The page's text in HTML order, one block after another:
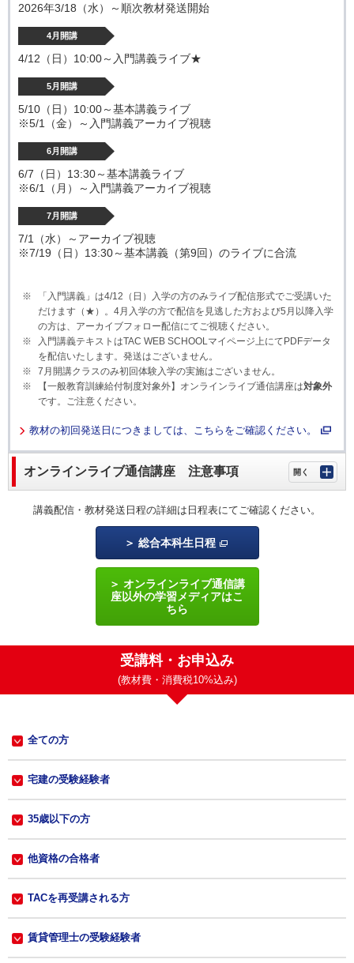
2026年3/18（水）～順次教材発送開始
4月開講
4/12（日）10:00～入門講義ライブ★
5月開講
5/10（日）10:00～基本講義ライブ
※5/1（金）～入門講義アーカイブ視聴
6月開講
6/7（日）13:30～基本講義ライブ
※6/1（月）～入門講義アーカイブ視聴
7月開講
7/1（水）～アーカイブ視聴
※7/19（日）13:30～基本講義（第9回）のライブに合流
「入門講義」は4/12（日）入学の方のみライブ配信形式でご受講いた
だけます（★）。4月入学の方で配信を見逃した方および5月以降入学
の方は、アーカイブフォロー配信にてご視聴ください。
入門講義テキストはTAC WEB SCHOOLマイページ上にてPDFデータ
を配信いたします。発送はございません。
7月開講クラスのみ初回体験入学の実施はございません。
【一般教育訓練給付制度対象外】オンラインライブ通信講座は対象外
です。ご注意ください。
教材の初回発送日につきましては、こちらをご確認ください。
オンラインライブ通信講座 注意事項
講義配信・教材発送日程の詳細は日程表にてご確認ください。
総合本科生日程
オンラインライブ通信講
座以外の学習メディアはこ
ちら
受講料・お申込み
(教材費・消費税10%込み)
全ての方
宅建の受験経験者
35歳以下の方
他資格の合格者
TACを再受講される方
賃貸管理士の受験経験者